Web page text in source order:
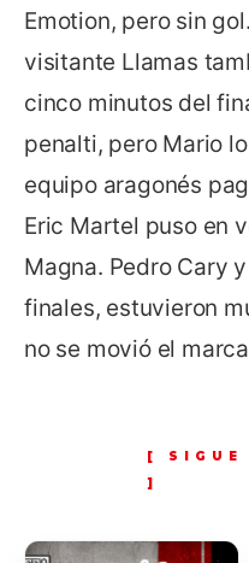
Emotion, pero sin
visitante Llamas
cinco minutos del
penalti, pero Mario
equipo aragonés
Eric Martel puso en
Magna. Pedro Cary
finales, estuvieron
no se movió el